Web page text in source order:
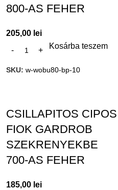
800-AS FEHER
205,00 lei
Kosárba teszem
SKU: w-wobu80-bp-10
CSILLAPITOS CIPOS
FIOK GARDROB
SZEKRENYEKBE
700-AS FEHER
185,00 lei